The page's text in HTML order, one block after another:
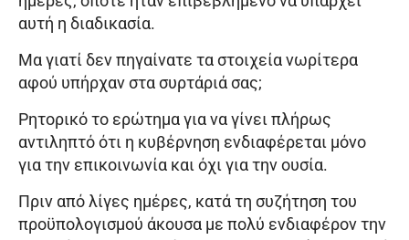
αυτή η διαδικασία.
Μα γιατί δεν πηγαίνατε τα στοιχεία νωρίτερα
αφού υπήρχαν στα συρτάριά σας;
Ρητορικό το ερώτημα για να γίνει πλήρως
αντιληπτό ότι η κυβέρνηση ενδιαφέρεται μόνο
για την επικοινωνία και όχι για την ουσία.
Πριν από λίγες ημέρες, κατά τη συζήτηση του
προϋπολογισμού άκουσα με πολύ ενδιαφέρον την